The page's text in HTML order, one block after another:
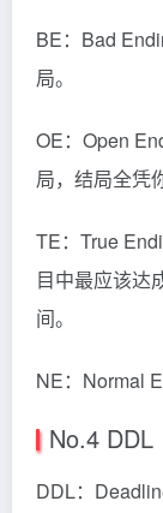
BE：Bad
局。
OE：Open
局，结局全凭
TE：True
目中最应该达
间。
NE：Normal
No.4 DDL
DDL：